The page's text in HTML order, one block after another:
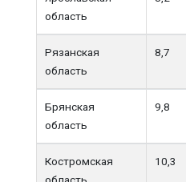
область
Рязанская
область
8,7
Брянская
область
9,8
Костромская
10,3